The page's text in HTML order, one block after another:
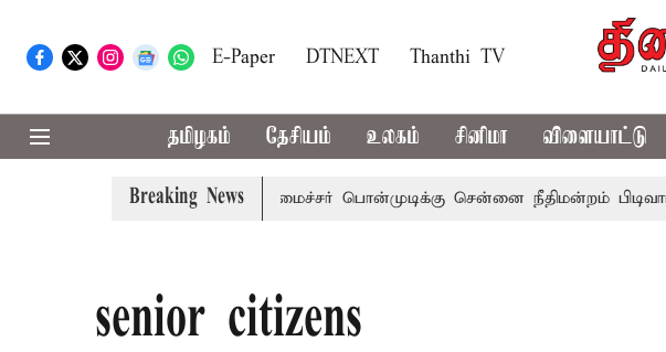
E-Paper DTNEXT Thanthi TV
தமிழகம் தேசியம் உலகம் சினிமா விளையாட்டு
Breaking News
முன்னாள் அமைச்சர் பொன்முடிக்கு சென்னை நீதிமன்றம் பிடிவாராண்ட்
senior citizens